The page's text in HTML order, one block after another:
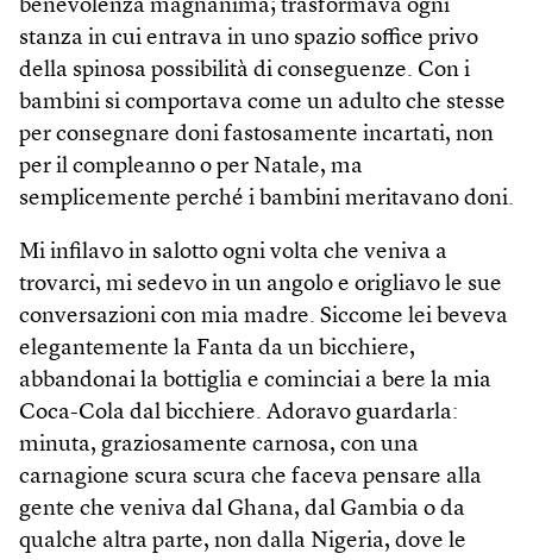
benevolenza magnanima; trasformava ogni
stanza in cui entrava in uno spazio soffice privo
della spinosa possibilità di conseguenze. Con i
bambini si comportava come un adulto che stesse
per consegnare doni fastosamente incartati, non
per il compleanno o per Natale, ma
semplicemente perché i bambini meritavano doni.
Mi infilavo in salotto ogni volta che veniva a
trovarci, mi sedevo in un angolo e origliavo le sue
conversazioni con mia madre. Siccome lei beveva
elegantemente la Fanta da un bicchiere,
abbandonai la bottiglia e cominciai a bere la mia
Coca-Cola dal bicchiere. Adoravo guardarla:
minuta, graziosamente carnosa, con una
carnagione scura scura che faceva pensare alla
gente che veniva dal Ghana, dal Gambia o da
qualche altra parte, non dalla Nigeria, dove le